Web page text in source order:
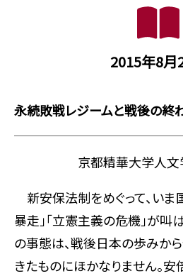
2015年8月
永続敗戦レジームと戦後の終
京都精華大学人
新安保法制をめぐって、いま
暴走」「立憲主義の危機」が叫
の事態は、戦後日本の歩みか
きたものにほかなりません。